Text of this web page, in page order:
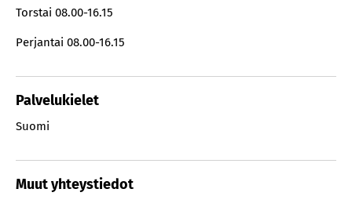
Torstai 08.00-16.15
Perjantai 08.00-16.15
Palvelukielet
Suomi
Muut yhteystiedot